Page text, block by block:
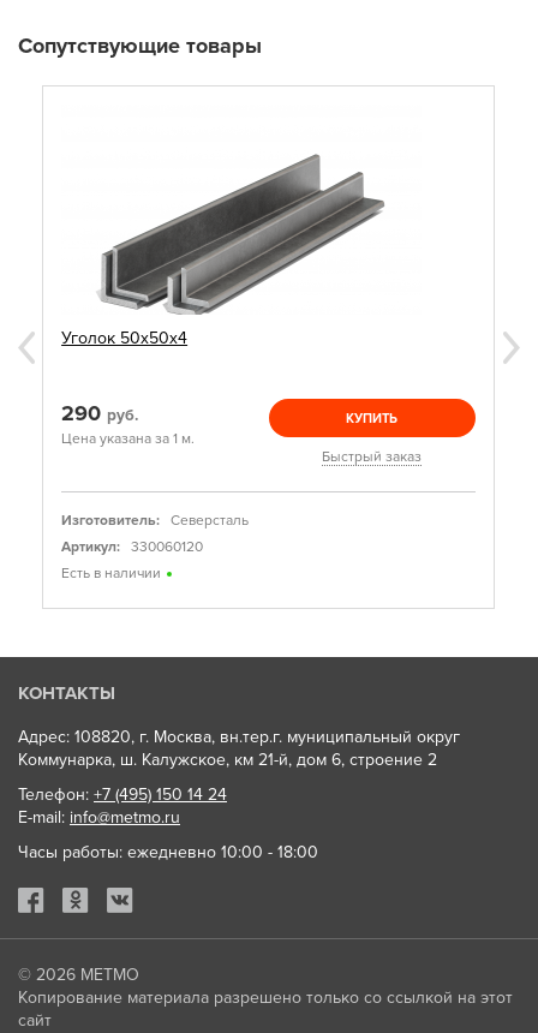
Сопутствующие товары
Уголок 50х50х4
290 руб.
Цена указана за 1 м.
КУПИТЬ
Быстрый заказ
Изготовитель:
Северсталь
Артикул:
330060120
Есть в наличии
КОНТАКТЫ
Адрес: 108820, г. Москва, вн.тер.г. муниципальный округ
Коммунарка, ш. Калужское, км 21-й, дом 6, строение 2
Телефон: +7 (495) 150 14 24
E-mail: info@metmo.ru
Часы работы: ежедневно 10:00 - 18:00
© 2026 МЕТМО
Копирование материала разрешено только со ссылкой на этот
сайт